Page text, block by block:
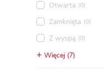
Otwarta (0)
Zamknięta (0)
Z wyspą (0)
Więcej (7)